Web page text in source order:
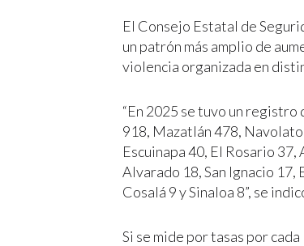
El Consejo Estatal de
un patrón más amplio de
violencia organizada en
“En 2025 se tuvo un
918, Mazatlán 478,
Escuinapa 40, El Rosario
Alvarado 18, San Ignacio 17,
Cosalá 9 y Sinaloa 8”, se
Si se mide por tasas por